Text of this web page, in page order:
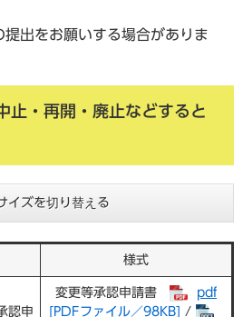
出をお願いする場合がありま
止・再開・廃止などすると
イズを切り替える
様式
認申
変更等承認申請書
pdf
[PDFファイル／98KB] /